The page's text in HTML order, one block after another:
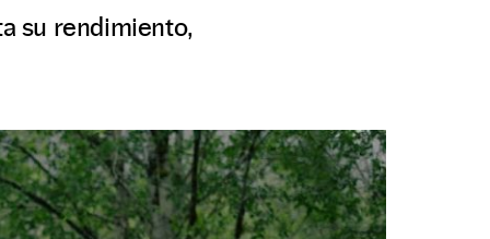
su rendimiento,